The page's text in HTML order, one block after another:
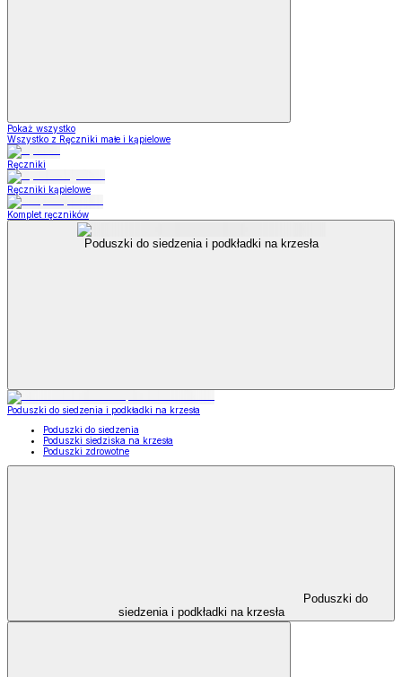
Pokaż wszystko
Wszystko z Ręczniki małe i kąpielowe
Ręczniki
Ręczniki kąpielowe
Komplet ręczników
Poduszki do siedzenia i podkładki na krzesła
Poduszki do siedzenia i podkładki na krzesła
Poduszki do siedzenia
Poduszki siedziska na krzesła
Poduszki zdrowotne
Poduszki do
siedzenia i podkładki na krzesła